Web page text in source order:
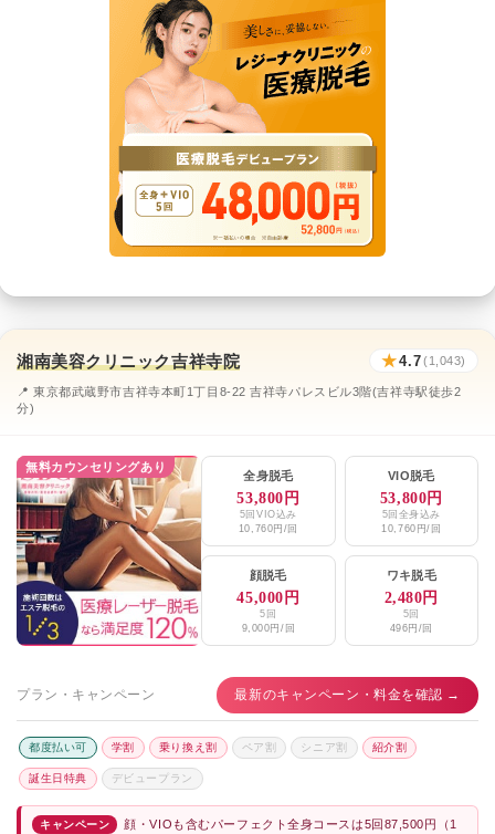
湘南美容クリニック吉祥寺院 ★4.7(1,043)
📍 東京都武蔵野市吉祥寺本町1丁目8-22 吉祥寺パレスビル3階(吉祥寺駅徒歩2
分)
無料カウンセリングあり
全身脱毛
53,800円
5回VIO込み
10,760円/回
VIO脱毛
53,800円
5回全身込み
10,760円/回
顔脱毛
45,000円
5回
9,000円/回
ワキ脱毛
2,480円
5回
496円/回
プラン・キャンペーン 最新のキャンペーン・料金を確認 →
都度払い可 学割 乗り換え割 ペア割 シニア割 紹介割
誕生日特典 デビュープラン
キャンペーン
顔・VIOも含むパーフェクト全身コースは5回87,500円（1